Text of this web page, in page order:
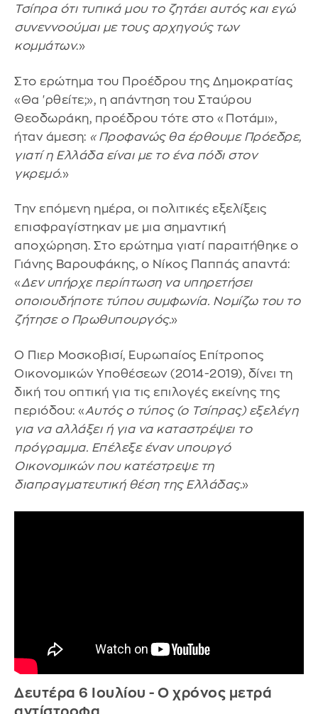
Τσίπρα ότι τυπικά μου το ζητάει αυτός και εγώ
συνεννοούμαι με τους αρχηγούς των
κομμάτων.»
Στο ερώτημα του Προέδρου της Δημοκρατίας
«Θα 'ρθείτε;», η απάντηση του Σταύρου
Θεοδωράκη, προέδρου τότε στο «Ποτάμι»,
ήταν άμεση: «Προφανώς θα έρθουμε Πρόεδρε,
γιατί η Ελλάδα είναι με το ένα πόδι στον
γκρεμό.»
Την επόμενη ημέρα, οι πολιτικές εξελίξεις
επισφραγίστηκαν με μια σημαντική
αποχώρηση. Στο ερώτημα γιατί παραιτήθηκε ο
Γιάνης Βαρουφάκης, ο Νίκος Παππάς απαντά:
«Δεν υπήρχε περίπτωση να υπηρετήσει
οποιουδήποτε τύπου συμφωνία. Νομίζω του το
ζήτησε ο Πρωθυπουργός.»
Ο Πιερ Μοσκοβισί, Ευρωπαίος Επίτροπος
Οικονομικών Υποθέσεων (2014-2019), δίνει τη
δική του οπτική για τις επιλογές εκείνης της
περιόδου: «Αυτός ο τύπος (ο Τσίπρας) εξελέγη
για να αλλάξει ή για να καταστρέψει το
πρόγραμμα. Επέλεξε έναν υπουργό
Οικονομικών που κατέστρεψε τη
διαπραγματευτική θέση της Ελλάδας.»
Δευτέρα 6 Ιουλίου - Ο χρόνος μετρά